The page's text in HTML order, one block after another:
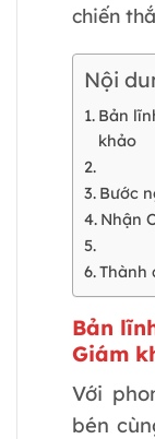
chiến
Nội
Bản
khảo
Bước
Nhận
Thành
Bản
Giám
Với
bén